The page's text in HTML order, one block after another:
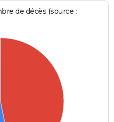
de décès (source :